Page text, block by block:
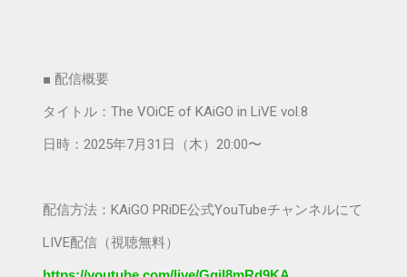
■ 配信概要
タイトル：The VOiCE of KAiGO in LiVE vol.8
日時：2025年7月31日（木）20:00〜
配信方法：KAiGO PRiDE公式YouTubeチャンネルにて
LIVE配信（視聴無料）